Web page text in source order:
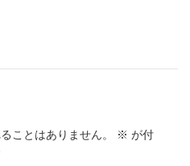
ことはありません。 ※ が付